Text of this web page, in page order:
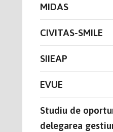
MIDAS
CIVITAS-SMILE
SIIEAP
EVUE
Studiu de
delegarea